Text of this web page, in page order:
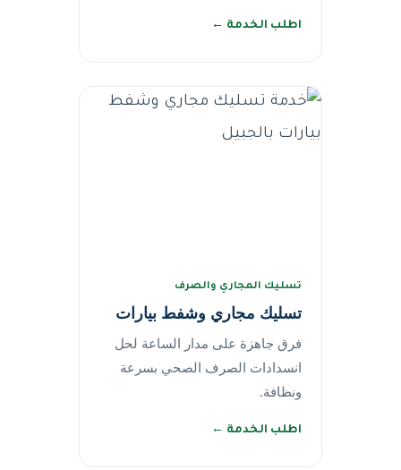
اطلب الخدمة ←
تسليك المجاري والصرف
تسليك مجاري وشفط بيارات
فرق جاهزة على مدار الساعة لحل
انسدادات الصرف الصحي بسرعة
ونظافة.
اطلب الخدمة ←